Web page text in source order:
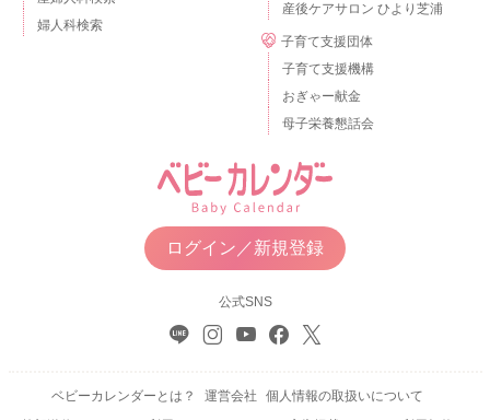
婦人科検索
産後ケアサロン ひより芝浦
子育て支援団体
子育て支援機構
おぎゃー献金
母子栄養懇話会
ログイン／新規登録
公式SNS
ベビーカレンダーとは？ 運営会社
個人情報の取扱いについて